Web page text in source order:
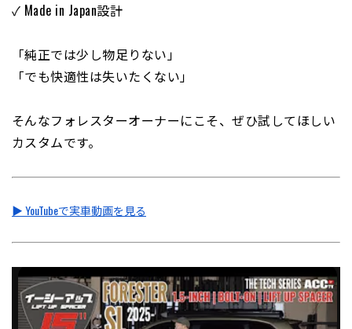
✓ Made in Japan設計
「純正では少し物足りない」
「でも快適性は失いたくない」
そんなフォレスターオーナーにこそ、ぜひ試してほしい
カスタムです。
▶ YouTubeで実車動画を見る